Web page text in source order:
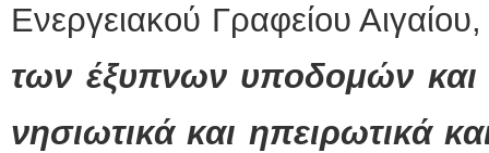
Ενεργειακού Γραφείου
των έξυπνων υποδομών και
νησιωτικά και ηπειρωτικά